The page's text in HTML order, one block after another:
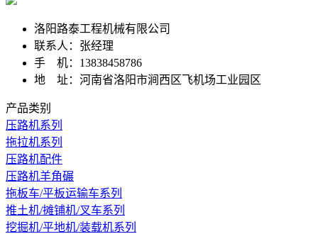
洛阳路泰工程机械有限公司
联系人：张经理
手 机：13838458786
地 址：河南省洛阳市涧西区飞机场工业园区
产品类别
压路机系列
拖拉机系列
压路机配件
压路机羊角碾
拖板车/平板运输车系列
推土机/摊铺机/叉车系列
挖掘机/平地机/装载机系列